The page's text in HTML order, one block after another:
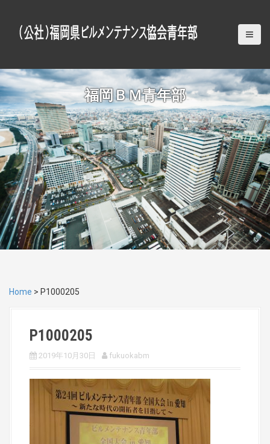
o
c
o
n
t
e
n
t
福岡ＢＭ青年部
Home > P1000205
P1000205
2019年10月30日 fukuokabm